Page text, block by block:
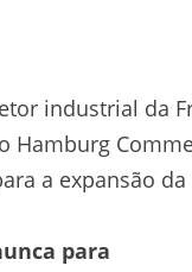
industrial da
Hamburg
a expansão
para